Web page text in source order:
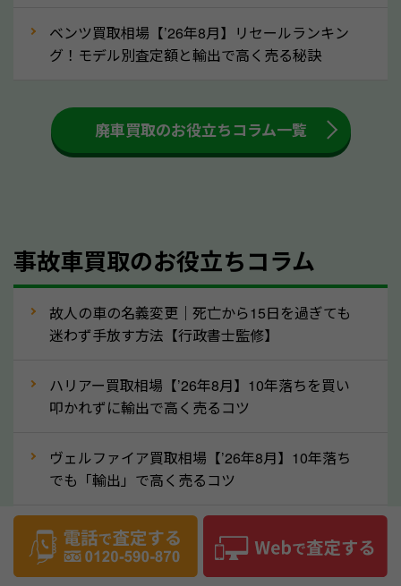
す。車内の汚れは簡単な清掃だけで取り除けることも
多いため、査定前にチェックして、清掃をしておくの
大きな汚れがない限り必要はありません。査定に影響
するケースは少ないため、そのままお持ちいただいて
あるため、まずは栃木県のソコカラへ車の状態につい
てお気軽にご相談ください。
⑥車の需要が高まるタイミングで売るのも
高価買取のポイント！
買取依頼をするのもポイントです。車にも需要の高い
めになる可能性もあります。逆に需要が高い時期であ
れば、高い価格でも買取やすくなります。一般的に新
需要が高いです。また、転職者が多い9〜10月ごろ
も、比較的高い価格で売れるケースがあります。買取
ベンツ買取相場【’26年8月】リセールランキン
グ！モデル別査定額と輸出で高く売る秘訣
廃車買取のお役立ちコラム一覧
事故車買取のお役立ちコラム
故人の車の名義変更｜死亡から15日を過ぎても
迷わず手放す方法【行政書士監修】
ハリアー買取相場【’26年8月】10年落ちを買い
叩かれずに輸出で高く売るコツ
ヴェルファイア買取相場【’26年8月】10年落ち
でも「輸出」で高く売るコツ
デリカD:5買取相場【’26年8月】10年落ちを
「輸出」で高く売るコツ